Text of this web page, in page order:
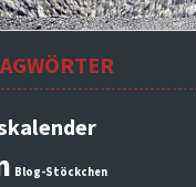
Blog-Stöckchen